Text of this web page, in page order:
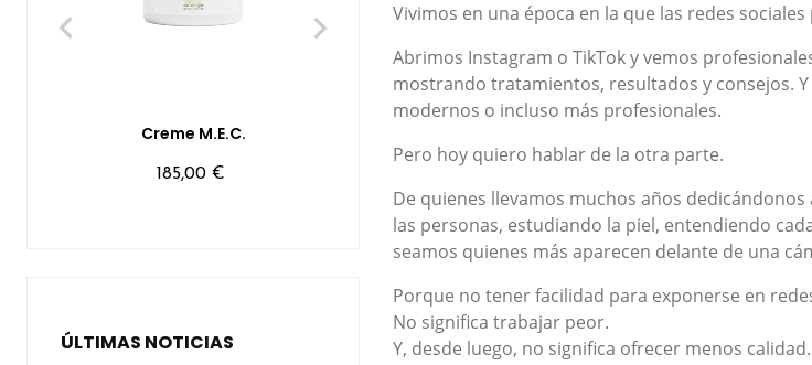
Creme M.E.C.
Precio
185,00 €
Precio
ÚLTIMAS NOTICIAS
Vivimos en una época en la que las redes
Abrimos Instagram o TikTok y vemos
mostrando tratamientos, resultados y consejos.
modernos o incluso más profesionales.
Pero hoy quiero hablar de la otra parte.
De quienes llevamos muchos años
las personas, estudiando la piel, entendiendo
seamos quienes más aparecen delante de una
Porque no tener facilidad para exponerse en
No significa trabajar peor.
Y, desde luego, no significa ofrecer menos calidad.